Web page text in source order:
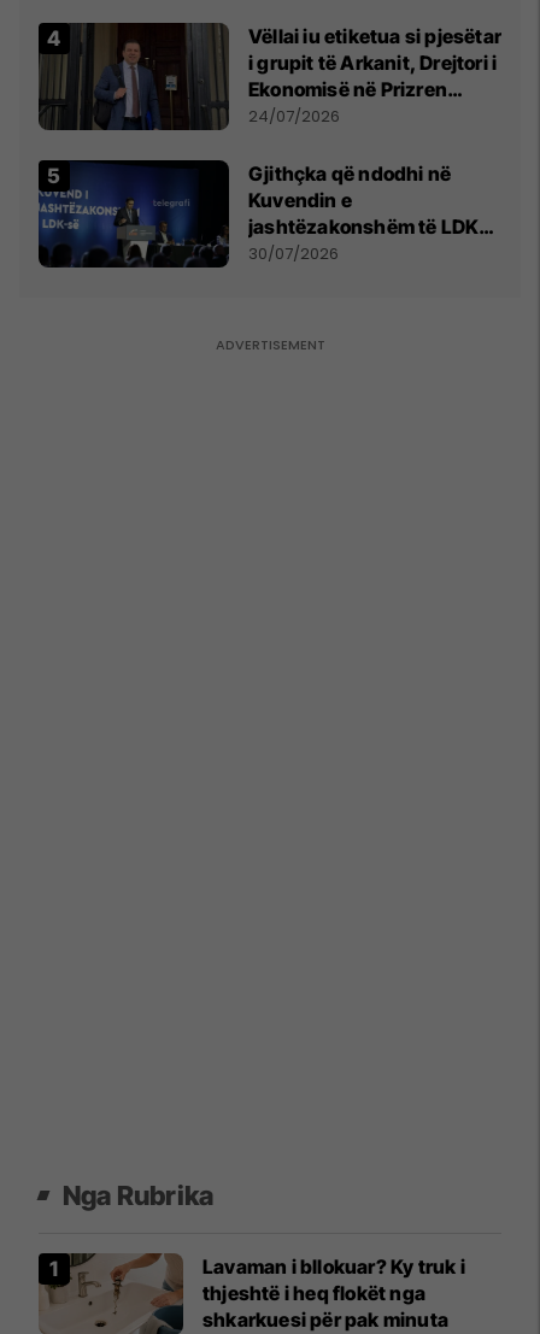
Vëllai iu etiketua si pjesëtar
i grupit të Arkanit, Drejtori i
Ekonomisë në Prizren
mohon pretendimet
24/07/2026
Gjithçka që ndodhi në
Kuvendin e
jashtëzakonshëm të LDK-
së
30/07/2026
Nga Rubrika
Lavaman i bllokuar? Ky truk i
thjeshtë i heq flokët nga
shkarkuesi për pak minuta